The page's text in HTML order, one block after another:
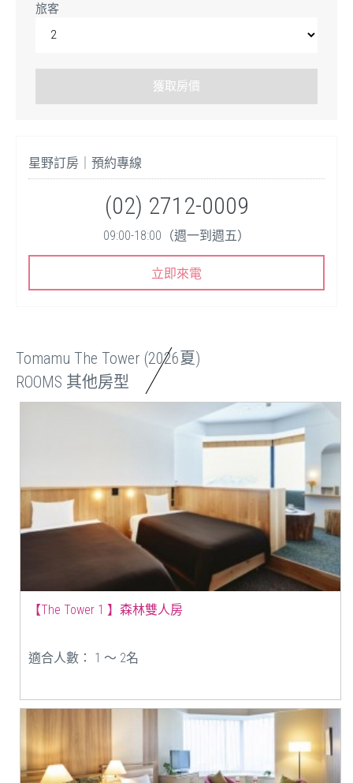
旅客
星野訂房｜預約專線
(02) 2712-0009
09:00-18:00（週一到週五）
立即來電
Tomamu The Tower (2026夏)
ROOMS 其他房型
【The Tower 1 】森林雙人房
適合人數： 1 ～ 2名